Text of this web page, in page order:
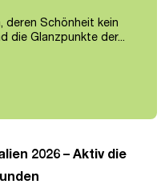
deren Schönheit kein
die Glanzpunkte der...
2026 – Aktiv die